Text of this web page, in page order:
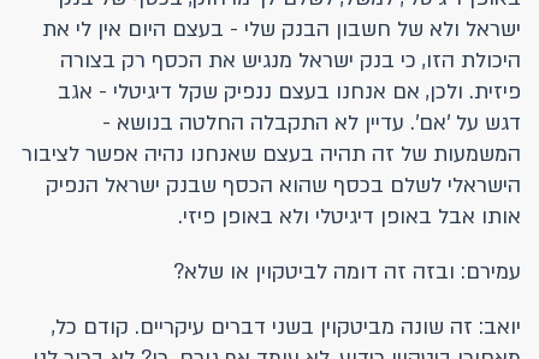
ישראל ולא של חשבון הבנק שלי - בעצם היום אין לי את
היכולת הזו, כי בנק ישראל מנגיש את הכסף רק בצורה
פיזית. ולכן, אם אנחנו בעצם ננפיק שקל דיגיטלי - אגב
דגש על 'אם'. עדיין לא התקבלה החלטה בנושא -
המשמעות של זה תהיה בעצם שאנחנו נהיה אפשר לציבור
הישראלי לשלם בכסף שהוא הכסף שבנק ישראל הנפיק
אותו אבל באופן דיגיטלי ולא באופן פיזי.
עמירם: ובזה זה דומה לביטקוין או שלא?
יואב: זה שונה מביטקוין בשני דברים עיקריים. קודם כל,